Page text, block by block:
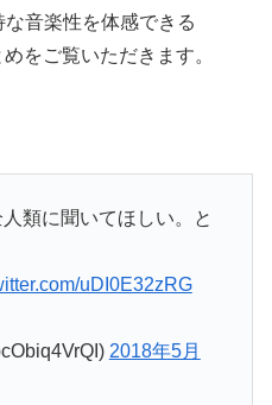
音楽性を体感できる
をご覧いただきます。
類に聞いてほしい。と
uDI0E32zRG
2018年5月